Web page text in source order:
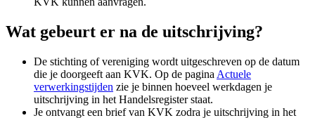
Wat gebeurt er na de uitschrijving?
De stichting of vereniging wordt uitgeschreven op de datum
die je doorgeeft aan KVK. Op de pagina Actuele
verwerkingstijden zie je binnen hoeveel werkdagen je
uitschrijving in het Handelsregister staat.
Je ontvangt een brief van KVK zodra je uitschrijving in het